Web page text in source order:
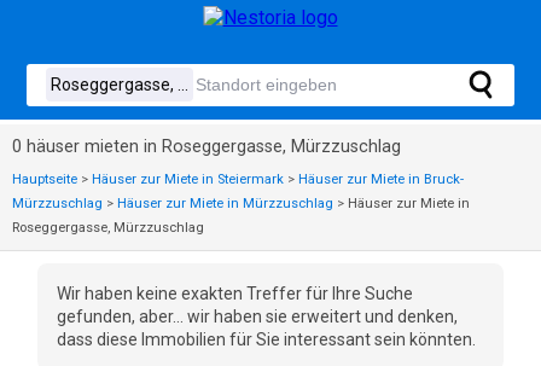
0 häuser mieten in Roseggergasse, Mürzzuschlag
Hauptseite > Häuser zur Miete in Steiermark > Häuser zur Miete in Bruck-
Mürzzuschlag > Häuser zur Miete in Mürzzuschlag > Häuser zur Miete in
Roseggergasse, Mürzzuschlag
Wir haben keine exakten Treffer für Ihre Suche
gefunden, aber... wir haben sie erweitert und denken,
dass diese Immobilien für Sie interessant sein könnten.